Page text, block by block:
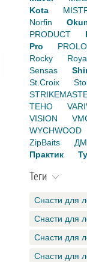
Kota
Norfin
PRODUCT
Pro
Rocky
Sensas
St.Croix
TEHO
VISION
WYCHWOOD
ZipBaits
Практик
Теги
Снасти для
Снасти для
Снасти для
Снасти для